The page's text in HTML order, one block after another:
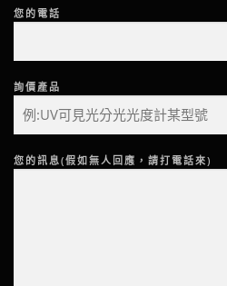
您的電話
詢價產品
您的訊息(假如無人回應，請打電話來)